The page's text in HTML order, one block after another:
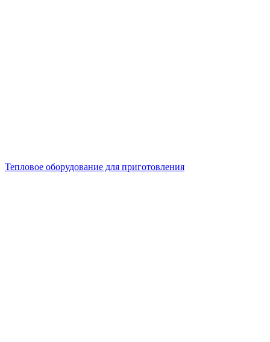
Тепловое оборудование для приготовления